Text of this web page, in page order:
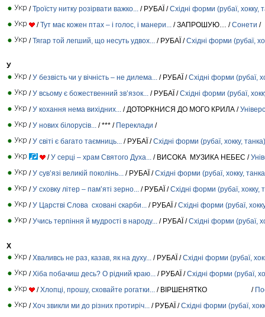
/Троїсту нитку розірвати важко... / РУБАЇ /Східні форми (рубаї, хокку,
/Тут має кожен птах – і голос, і манери... / ЗАПРОШУЮ… /Сонети /
/Тягар той легший, що несуть удвох... / РУБАЇ /Східні форми (рубаї,
У
/У безвість чи у вічність – не дилема... / РУБАЇ /Східні форми (рубаї,
/У всьому є божественний зв’язок... / РУБАЇ /Східні форми (рубаї,
/У кохання нема вихідних... / ДОТОРКНИСЯ ДО МОГО КРИЛА /
/У нових білорусів... / *** / Переклади /
/У світі є багато таємниць... / РУБАЇ /Східні форми (рубаї, хокку, танка)
/У серці – храм Святого Духа... / ВИСОКА МУЗИКА НЕБЕС /
/У сув’язі великій поколінь... / РУБАЇ /Східні форми (рубаї, хокку,
/У сховку літер – пам’яті зерно... / РУБАЇ /Східні форми (рубаї, хокку,
/У Царстві Слова сховані скарби... / РУБАЇ /Східні форми (рубаї,
/Учись терпіння й мудрості в народу... / РУБАЇ /Східні форми (рубаї,
Х
/Хваливсь не раз, казав, як на духу... / РУБАЇ /Східні форми (рубаї,
/Хіба побачиш десь? О рідний краю... / РУБАЇ /Східні форми (рубаї,
/Хлопці, прошу, сховайте рогатки... / ВІРШЕНЯТКО /
/Хоч звикли ми до різних протиріч... / РУБАЇ /Східні форми (рубаї,